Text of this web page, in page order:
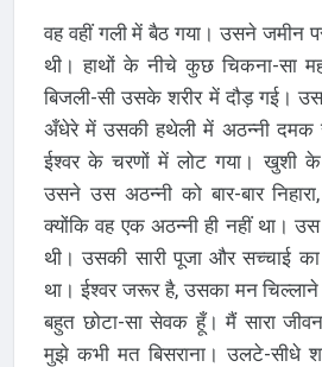
वह वहीं गली में बैठ गया। उसने जमीन
थी। हाथों के नीचे कुछ चिकना-सा
बिजली-सी उसके शरीर में दौड़ गई।
अँधेरे में उसकी हथेली में अठन्नी दमक
ईश्वर के चरणों में लोट गया। खुशी
उसने उस अठन्नी को बार-बार
क्योंकि वह एक अठन्नी ही नहीं था।
थी। उसकी सारी पूजा और सच्चाई
था। ईश्वर जरूर है, उसका मन चिल्लाने
बहुत छोटा-सा सेवक हूँ। मैं सारा
मुझे कभी मत बिसराना। उलटे-सीधे